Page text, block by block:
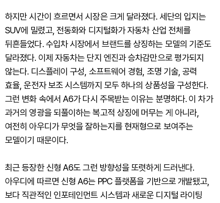
하지만 시간이 흐르면서 시장은 크게 달라졌다. 세단의 입지는
SUV에 밀렸고, 전동화와 디지털화가 자동차 산업 전체를
뒤흔들었다. 수입차 시장에서 브랜드를 상징하는 모델의 기준도
달라졌다. 이제 자동차는 단지 엔진과 승차감만으로 평가되지
않는다. 디스플레이 구성, 소프트웨어 경험, 조명 기술, 공력
효율, 운전자 보조 시스템까지 모두 하나의 상품성을 구성한다.
그런 변화 속에서 A6가 다시 주목받는 이유는 분명하다. 이 차가
과거의 영광을 되풀이하는 복고적 상징에 머무는 게 아니라,
여전히 아우디가 무엇을 잘하는지를 현재형으로 보여주는
모델이기 때문이다.
최근 등장한 신형 A6도 그런 방향성을 또렷하게 드러낸다.
아우디에 따르면 신형 A6는 PPC 플랫폼을 기반으로 개발됐고,
보다 직관적인 인포테인먼트 시스템과 새로운 디지털 라이팅